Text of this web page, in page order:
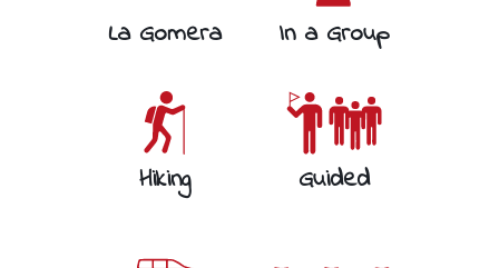
La Gomera In a Group
Hiking Guided